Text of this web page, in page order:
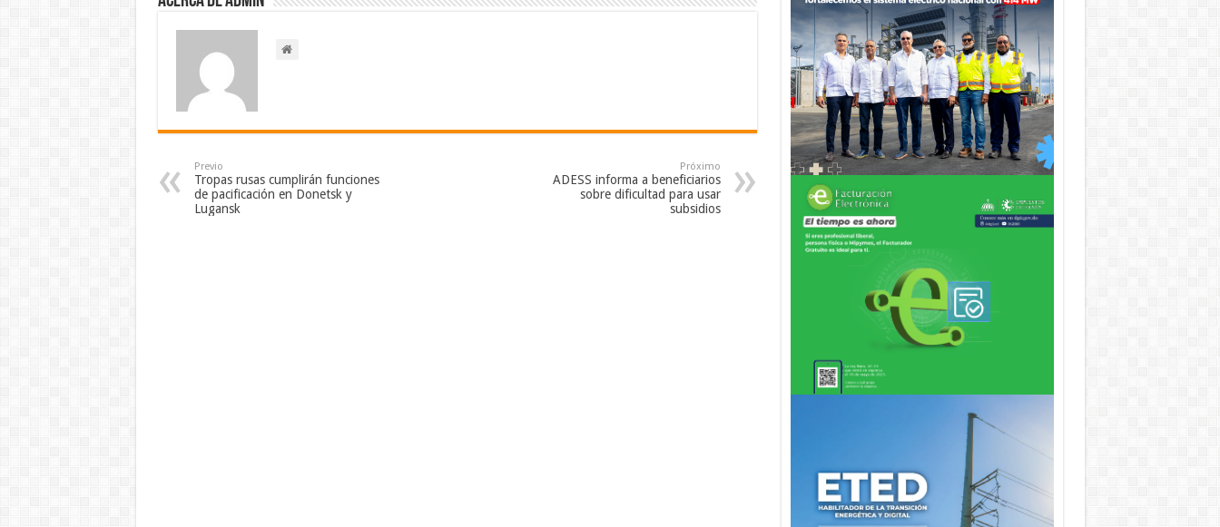
Previo
Tropas rusas cumplirán funciones
de pacificación en Donetsk y
Lugansk
Próximo
ADESS informa a beneficiarios
sobre dificultad para usar
subsidios